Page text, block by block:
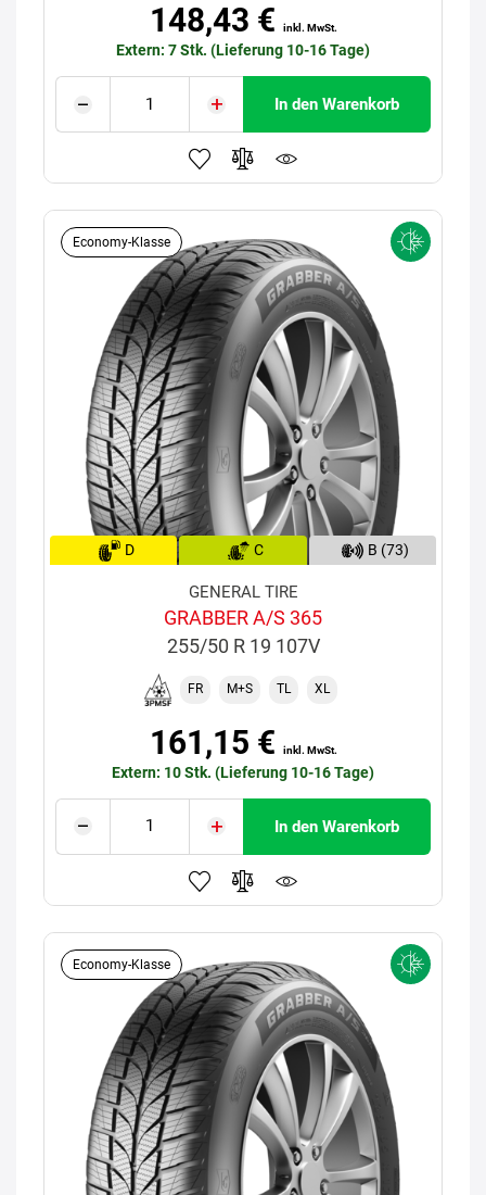
148,43 € inkl. MwSt.
Extern: 7 Stk. (Lieferung 10-16 Tage)
In den Warenkorb
Economy-Klasse
D C B (73)
GENERAL TIRE
GRABBER A/S 365
255/50 R 19 107V
FR M+S TL XL
161,15 € inkl. MwSt.
Extern: 10 Stk. (Lieferung 10-16 Tage)
In den Warenkorb
Economy-Klasse